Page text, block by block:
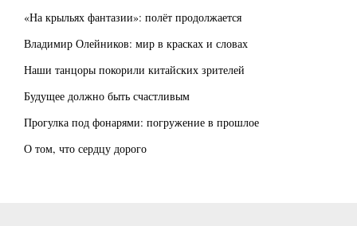
«На крыльях фантазии»: полёт продолжается
Владимир Олейников: мир в красках и словах
Наши танцоры покорили китайских зрителей
Будущее должно быть счастливым
Прогулка под фонарями: погружение в прошлое
О том, что сердцу дорого